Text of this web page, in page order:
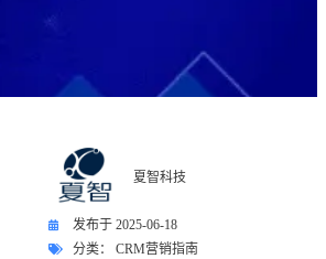
夏智科技
发布于 2025-06-18
分类：
CRM营销指南